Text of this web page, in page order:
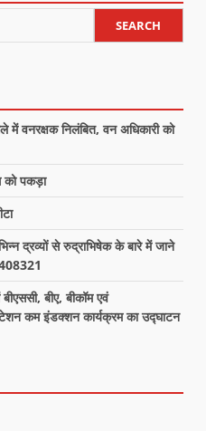
SEARCH
वनरक्षक निलंबित, वन अधिकारी को
को पकड़ा
द्रव्यों से रुद्राभिषेक के बारे में जाने
बीए, बीकॉम एवं
कम इंडक्शन कार्यक्रम का उद्घाटन